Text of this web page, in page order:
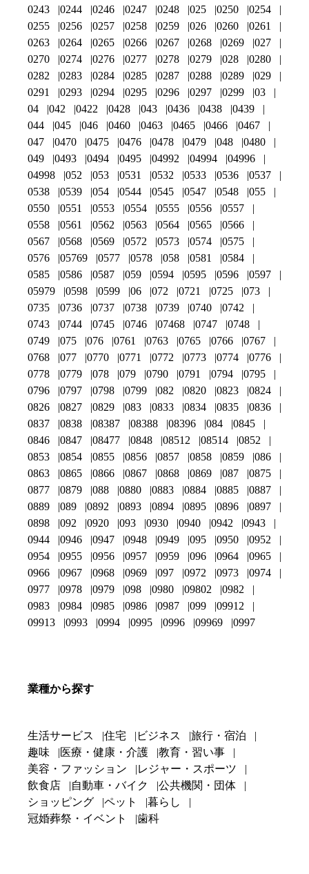
0243 0244 0246 0247 0248 025 0250
0254
0255
0256 0257 0258 0259 026 0260
0261
0263
0264 0265 0266 0267 0268 0269
027
0270
0274 0276 0277 0278 0279 028
0280
0282
0283 0284 0285 0287 0288 0289
029
0291
0293 0294 0295 0296 0297 0299
03
04
042 0422 0428 043 0436 0438
0439
044
045 046 0460 0463 0465 0466
0467
047
0470 0475 0476 0478 0479 048
0480
049
0493 0494 0495 04992 04994
04996
04998
052 053 0531 0532 0533 0536
0537
0538
0539 054 0544 0545 0547 0548
055
0550
0551 0553 0554 0555 0556
0557
0558
0561 0562 0563 0564 0565
0566
0567
0568 0569 0572 0573 0574
0575
0576
05769 0577 0578 058 0581
0584
0585
0586 0587 059 0594 0595 0596
0597
05979
0598 0599 06 072 0721 0725
073
0735
0736 0737 0738 0739 0740
0742
0743
0744 0745 0746 07468 0747
0748
0749
075 076 0761 0763 0765 0766
0767
0768
077 0770 0771 0772 0773 0774
0776
0778
0779 078 079 0790 0791 0794
0795
0796
0797 0798 0799 082 0820 0823
0824
0826
0827 0829 083 0833 0834 0835
0836
0837
0838 08387 08388 08396 084
0845
0846
0847 08477 0848 08512 08514
0852
0853
0854 0855 0856 0857 0858 0859
086
0863
0865 0866 0867 0868 0869 087
0875
0877
0879 088 0880 0883 0884 0885
0887
0889
089 0892 0893 0894 0895 0896
0897
0898
092 0920 093 0930 0940 0942
0943
0944
0946 0947 0948 0949 095 0950
0952
0954
0955 0956 0957 0959 096 0964
0965
0966
0967 0968 0969 097 0972 0973
0974
0977
0978 0979 098 0980 09802
0982
0983
0984 0985 0986 0987 099
09912
09913
0993 0994 0995 0996 09969 0997
業種から探す
生活サービス 住宅 ビジネス
旅行・宿泊
趣味
医療・健康・介護
教育・習い事
美容・ファッション
レジャー・スポーツ
飲食店
自動車・バイク
公共機関・団体
ショッピング
ペット
暮らし
冠婚葬祭・イベント
歯科